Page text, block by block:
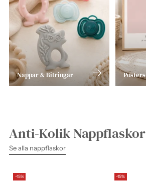
Nappar & Bitringar Posters
Anti-Kolik Nappflaskor
Se alla nappflaskor
-15% -15%